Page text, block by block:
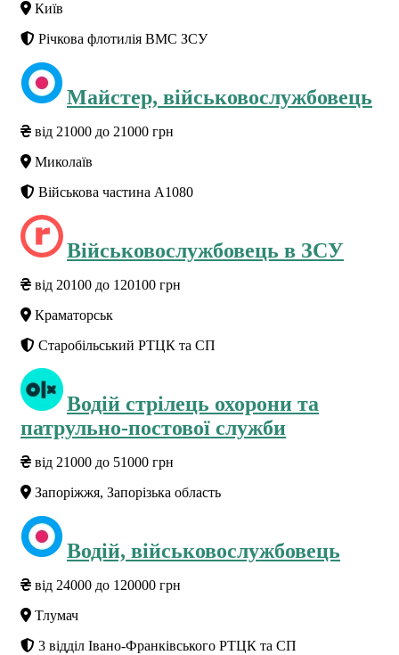
Київ
Річкова флотилія ВМС ЗСУ
Майстер, військовослужбовець
від 21000 до 21000 грн
Миколаїв
Військова частина А1080
Військовослужбовець в ЗСУ
від 20100 до 120100 грн
Краматорськ
Старобільський РТЦК та СП
Водій стрілець охорони та
патрульно-постової служби
від 21000 до 51000 грн
Запоріжжя, Запорізька область
Водій, військовослужбовець
від 24000 до 120000 грн
Тлумач
3 відділ Івано-Франківського РТЦК та СП